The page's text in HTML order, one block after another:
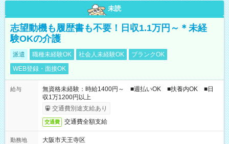
未読
志望動機も履歴書も不要！日収1.1万円～＊未経
験OKの介護
派遣 職種未経験OK 社会人未経験OK
ブランクOK
WEB登録・面接OK
給与
無資格未経験：時給1400円～ ■週払いOK ■扶養内OK ■日
収1万1200円以上
交通費別途支給あり
交通費 交通費全額支給
勤務地
大阪市天王寺区